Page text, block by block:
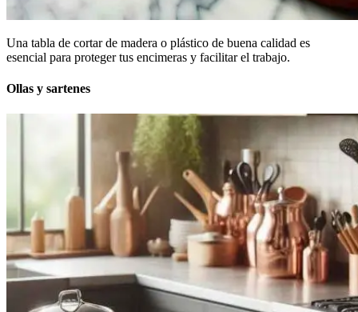
Una tabla de cortar de madera o plástico de buena calidad es
esencial para proteger tus encimeras y facilitar el trabajo.
Ollas y sartenes